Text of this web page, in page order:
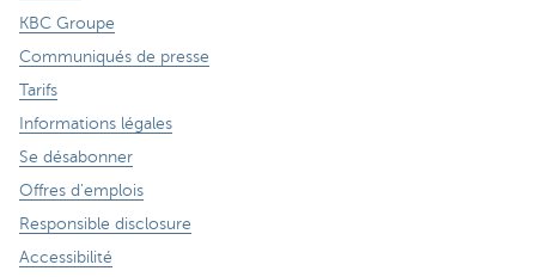
KBC Groupe
Communiqués de presse
Tarifs
Informations légales
Se désabonner
Offres d'emplois
Responsible disclosure
Accessibilité